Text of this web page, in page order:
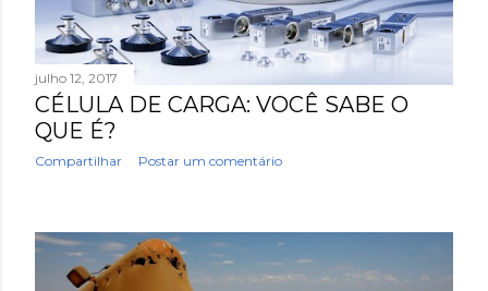
julho 12, 2017
CÉLULA DE CARGA: VOCÊ SABE O
QUE É?
Compartilhar Postar um comentário